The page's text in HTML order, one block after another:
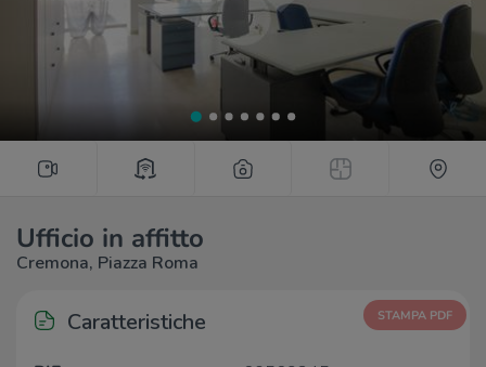
Ufficio in affitto
Cremona, Piazza Roma
Caratteristiche STAMPA PDF